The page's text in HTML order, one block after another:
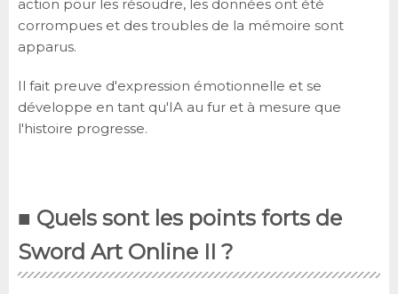
action pour les résoudre, les données ont été
corrompues et des troubles de la mémoire sont
apparus.
Il fait preuve d'expression émotionnelle et se
développe en tant qu'IA au fur et à mesure que
l'histoire progresse.
■ Quels sont les points forts de
Sword Art Online II ?